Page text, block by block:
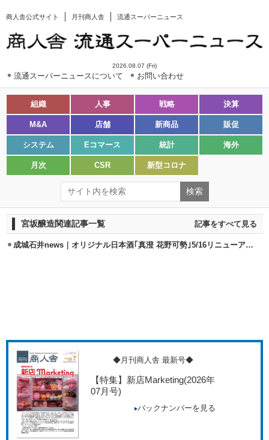
商人舎公式サイト 月刊商人舎 流通スーパーニュース
2026.08.07 (Fri)
流通スーパーニュースについて お問い合わせ
組織 人事 戦略 決算
M&A 店舗 新商品 販促
システム Eコマース 統計 海外
月次 CSR 新型コロナ
宮坂醸造関連記事一覧 記事をすべて見る
成城石井news｜オリジナル日本酒｢真澄 花野可勢｣5/16リニューアル発売
◆月刊商人舎 最新号◆
【特集】新店Marketing(2026年
07月号)
バックナンバーを見る